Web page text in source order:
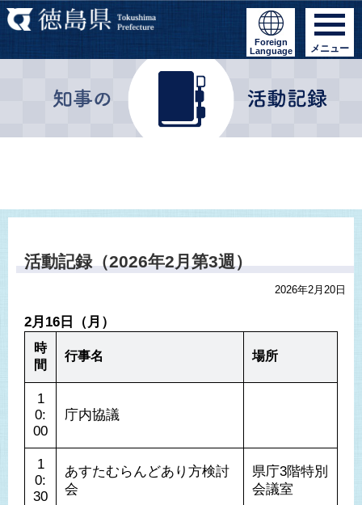
Foreign
Language
メニュー
活動記録（2026年2月第3週）
2026年2月20日
2月16日（月）
時
間
行事名 場所
1
0:
00
庁内協議
1
0:
30
あすたむらんどあり方検討
会
県庁3階特別
会議室